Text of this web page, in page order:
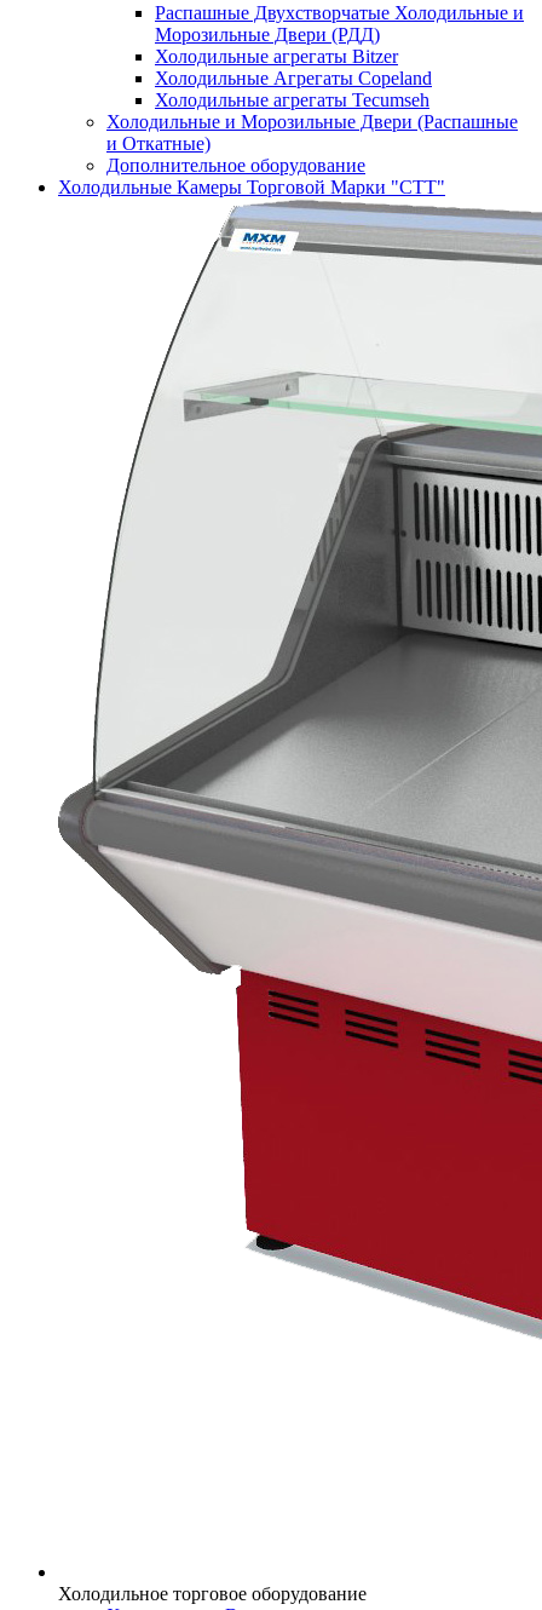
Распашные Двухстворчатые Холодильные и
Морозильные Двери (РДД)
Холодильные агрегаты Bitzer
Холодильные Агрегаты Copeland
Холодильные агрегаты Tecumseh
Холодильные и Морозильные Двери (Распашные
и Откатные)
Дополнительное оборудование
Холодильные Камеры Торговой Марки "СТТ"
Холодильное торговое оборудование